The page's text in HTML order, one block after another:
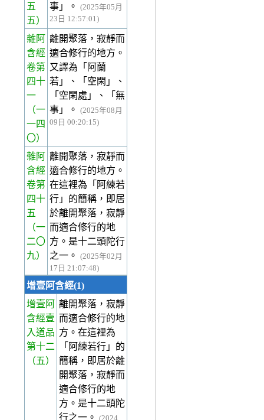
五
五）
事」。
(2025年05月
23日 12:57:01)
雜阿
含經
卷第
四十
一
（一
一四
〇）
離開聚落，寂靜而
適合修行的地方。
又譯為「阿蘭
若」、「空閑」、
「空閑處」、「無
事」。
(2025年08月
09日 00:20:15)
雜阿
含經
卷第
四十
五
（一
二〇
九）
離開聚落，寂靜而
適合修行的地方。
在這裡為「阿練若
行」的簡稱，即居
於離開聚落，寂靜
而適合修行的地
方。是十二頭陀行
之一。
(2025年02月
17日 21:07:48)
增壹阿含經(1)
增壹阿
含經壹
入道品
第十二
（五）
離開聚落，寂靜
而適合修行的地
方。在這裡為
「阿練若行」的
簡稱，即居於離
開聚落，寂靜而
適合修行的地
方。是十二頭陀
行之一。